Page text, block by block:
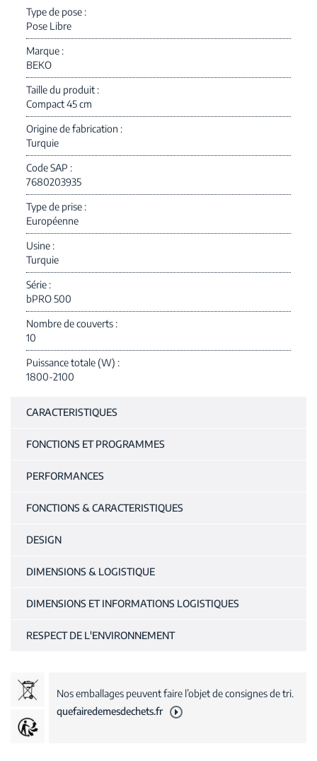
Type de pose
Pose Libre
Marque
BEKO
Taille du produit
Compact 45 cm
Origine de fabrication
Turquie
Code SAP
7680203935
Type de prise
Européenne
Usine
Turquie
Série
bPRO 500
Nombre de couverts
10
Puissance totale (W)
1800-2100
CARACTERISTIQUES
FONCTIONS ET PROGRAMMES
PERFORMANCES
FONCTIONS & CARACTERISTIQUES
DESIGN
DIMENSIONS & LOGISTIQUE
DIMENSIONS ET INFORMATIONS LOGISTIQUES
RESPECT DE L'ENVIRONNEMENT
Nos emballages peuvent faire l’objet de consignes de tri.
quefairedemesdechets.fr